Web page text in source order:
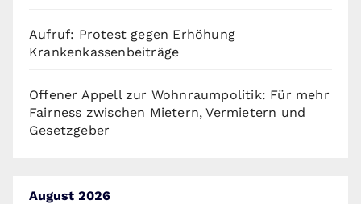
Aufruf: Protest gegen Erhöhung
Krankenkassenbeiträge
Offener Appell zur Wohnraumpolitik: Für mehr
Fairness zwischen Mietern, Vermietern und
Gesetzgeber
August 2026